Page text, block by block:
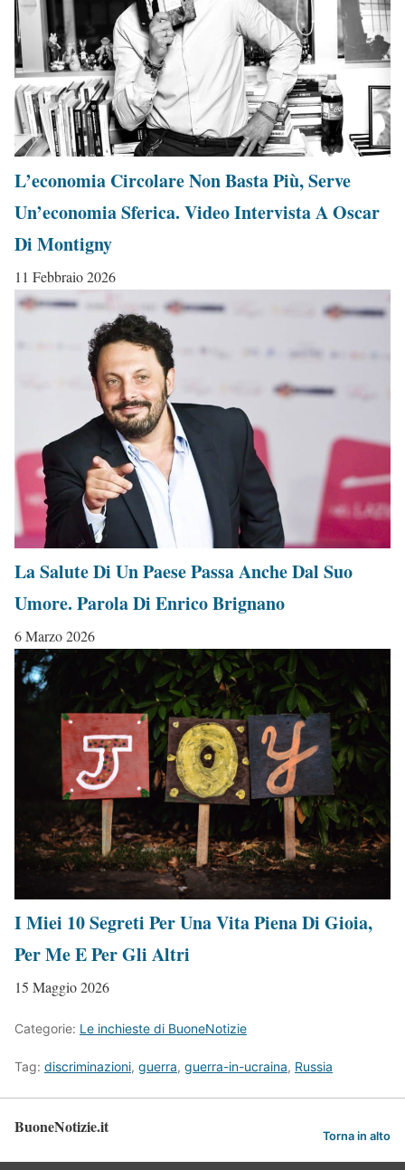
L’economia Circolare Non Basta Più, Serve
Un’economia Sferica. Video Intervista A Oscar
Di Montigny
11 Febbraio 2026
La Salute Di Un Paese Passa Anche Dal Suo
Umore. Parola Di Enrico Brignano
6 Marzo 2026
I Miei 10 Segreti Per Una Vita Piena Di Gioia,
Per Me E Per Gli Altri
15 Maggio 2026
Categorie: Le inchieste di BuoneNotizie
Tag: discriminazioni, guerra, guerra-in-ucraina, Russia
BuoneNotizie.it Torna in alto